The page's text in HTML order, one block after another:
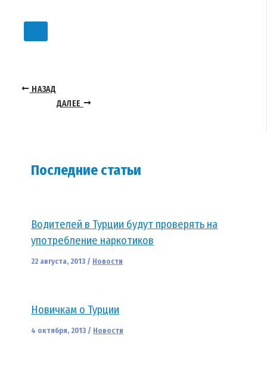
НАЗАД
ДАЛЕЕ
Последние статьи
Водителей в Турции будут проверять на
употребление наркотиков
22 августа, 2013 / Новости
Новичкам о Турции
4 октября, 2013 / Новости